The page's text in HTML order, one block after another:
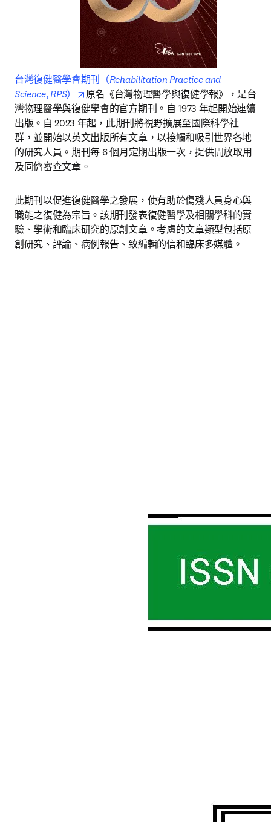
台灣復健醫學會期刊（Rehabilitation Practice and
Science, RPS） opens in new tab/window
原名《台灣物理醫學與復健學報》，是台
灣物理醫學與復健學會的官方期刊。自 1973 年起開始連續
出版。自 2023 年起，此期刊將視野擴展至國際科學社
群，並開始以英文出版所有文章，以接觸和吸引世界各地
的研究人員。期刊每 6 個月定期出版一次，提供開放取用
及同儕審查文章。
此期刊以促進復健醫學之發展，使有助於傷殘人員身心與
職能之復健為宗旨。該期刊發表復健醫學及相關學科的實
驗、學術和臨床研究的原創文章。考慮的文章類型包括原
創研究、評論、病例報告、致編輯的信和臨床多媒體。